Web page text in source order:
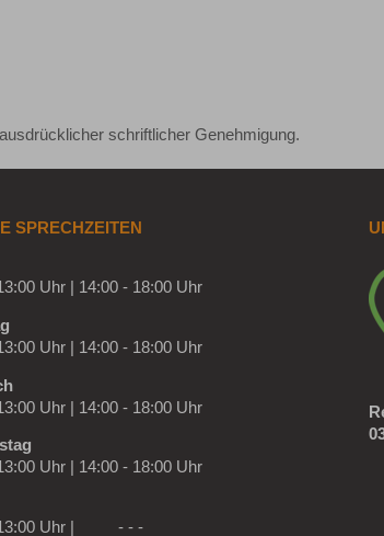
schriftlicher Genehmigung.
SPRECHZEITEN
Uhr | 14:00 - 18:00 Uhr
Uhr | 14:00 - 18:00 Uhr
Uhr | 14:00 - 18:00 Uhr
Uhr | 14:00 - 18:00 Uhr
13:00 Uhr | - - -